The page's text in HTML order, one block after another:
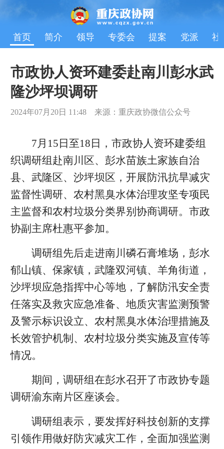
首页 简介 领导 专委会 提案 党派 社
市政协人资环建委赴南川彭水武
隆沙坪坝调研
2024年07月20日 11:48 来源：重庆政协微信公众号
7月15日至18日，市政协人资环建委组
织调研组赴南川区、彭水苗族土家族自治
县、武隆区、沙坪坝区，开展防汛抗旱减灾
监督性调研、农村黑臭水体治理攻坚专项民
主监督和农村垃圾分类界别协商调研。市政
协副主席杜惠平参加。
调研组先后走进南川磷石膏堆场，彭水
郁山镇、保家镇，武隆双河镇、羊角街道，
沙坪坝应急指挥中心等地，了解防汛安全责
任落实及救灾应急准备、地质灾害监测预警
及警示标识设立、农村黑臭水体治理措施及
长效管护机制、农村垃圾分类实施及宣传等
情况。
期间，调研组在彭水召开了市政协专题
调研渝东南片区座谈会。
调研组表示，要发挥好科技创新的支撑
引领作用做好防灾减灾工作，全面加强监测